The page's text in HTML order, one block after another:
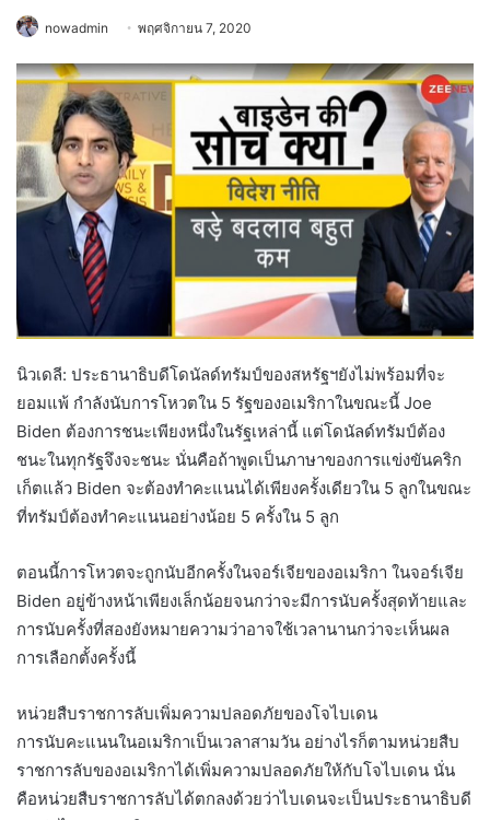
nowadmin พฤศจิกายน 7, 2020
นิวเดลี: ประธานาธิบดีโดนัลด์ทรัมป์ของสหรัฐฯยังไม่พร้อมที่จะ
ยอมแพ้ กำลังนับการโหวตใน 5 รัฐของอเมริกาในขณะนี้ Joe
Biden ต้องการชนะเพียงหนึ่งในรัฐเหล่านี้ แต่โดนัลด์ทรัมป์ต้อง
ชนะในทุกรัฐจึงจะชนะ นั่นคือถ้าพูดเป็นภาษาของการแข่งขันคริก
เก็ตแล้ว Biden จะต้องทำคะแนนได้เพียงครั้งเดียวใน 5 ลูกในขณะ
ที่ทรัมป์ต้องทำคะแนนอย่างน้อย 5 ครั้งใน 5 ลูก
ตอนนี้การโหวตจะถูกนับอีกครั้งในจอร์เจียของอเมริกา ในจอร์เจีย
Biden อยู่ข้างหน้าเพียงเล็กน้อยจนกว่าจะมีการนับครั้งสุดท้ายและ
การนับครั้งที่สองยังหมายความว่าอาจใช้เวลานานกว่าจะเห็นผล
การเลือกตั้งครั้งนี้
หน่วยสืบราชการลับเพิ่มความปลอดภัยของโจไบเดน
การนับคะแนนในอเมริกาเป็นเวลาสามวัน อย่างไรก็ตามหน่วยสืบ
ราชการลับของอเมริกาได้เพิ่มความปลอดภัยให้กับโจไบเดน นั่น
คือหน่วยสืบราชการลับได้ตกลงด้วยว่าไบเดนจะเป็นประธานาธิบดี